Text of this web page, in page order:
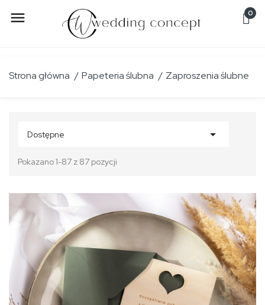
 0
Strona główna Papeteria ślubna Zaproszenia ślubne
Dostępne 
Pokazano 1-87 z 87 pozycji